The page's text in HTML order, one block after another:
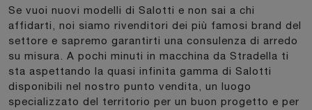
Se vuoi nuovi modelli di Salotti e non sai a chi
affidarti, noi siamo rivenditori dei più famosi brand del
settore e sapremo garantirti una consulenza di arredo
su misura. A pochi minuti in macchina da Stradella ti
sta aspettando la quasi infinita gamma di Salotti
disponibili nel nostro punto vendita, un luogo
specializzato del territorio per un buon progetto e per